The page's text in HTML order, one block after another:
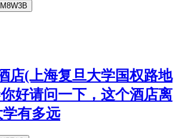
店(上海复旦大学国权路地
好请问一下，这个酒店离
学有多远